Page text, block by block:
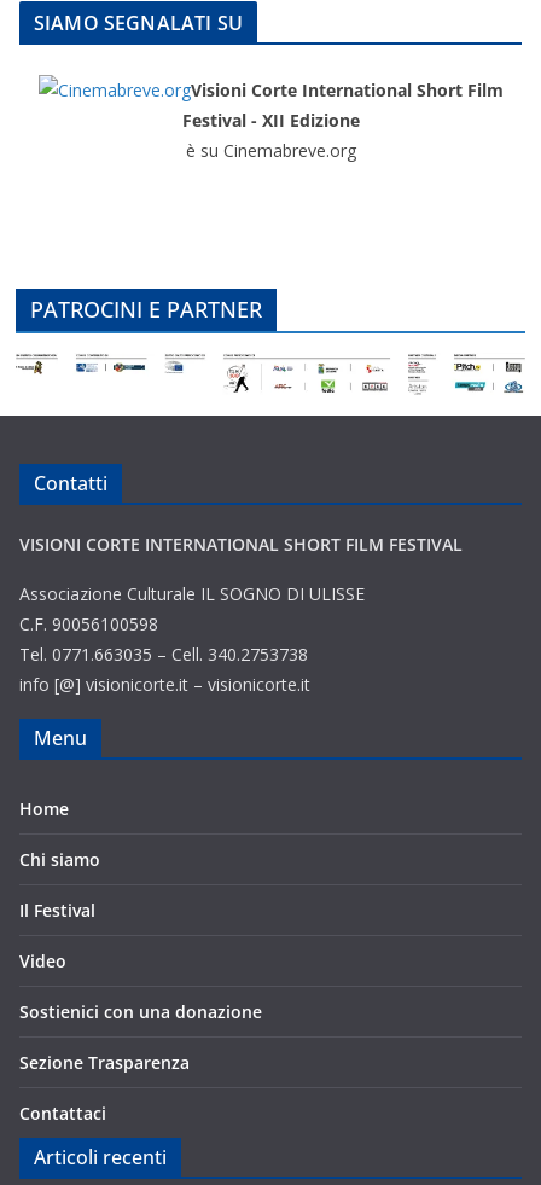
SIAMO SEGNALATI SU
Visioni Corte International Short Film
Festival - XII Edizione
è su Cinemabreve.org
PATROCINI E PARTNER
Contatti
VISIONI CORTE INTERNATIONAL SHORT FILM FESTIVAL
Associazione Culturale IL SOGNO DI ULISSE
C.F. 90056100598
Tel. 0771.663035 – Cell. 340.2753738
info [@] visionicorte.it – visionicorte.it
Menu
Home
Chi siamo
Il Festival
Video
Sostienici con una donazione
Sezione Trasparenza
Contattaci
Articoli recenti